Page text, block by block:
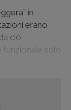
in
erano
ciò
funzionale solo